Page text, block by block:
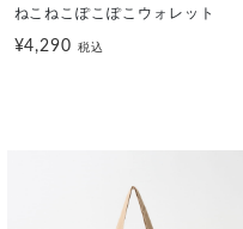
ねこねこぽこぽこウォレット
¥4,290税込